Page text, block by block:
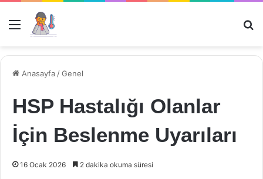
Menü
Anasayfa /Genel
HSP Hastalığı Olanlar
İçin Beslenme Uyarıları
16 Ocak 2026 2 dakika okuma süresi